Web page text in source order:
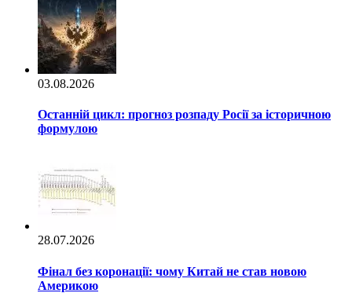
03.08.2026
Останній цикл: прогноз розпаду Росії за історичною
формулою
28.07.2026
Фінал без коронації: чому Китай не став новою
Америкою